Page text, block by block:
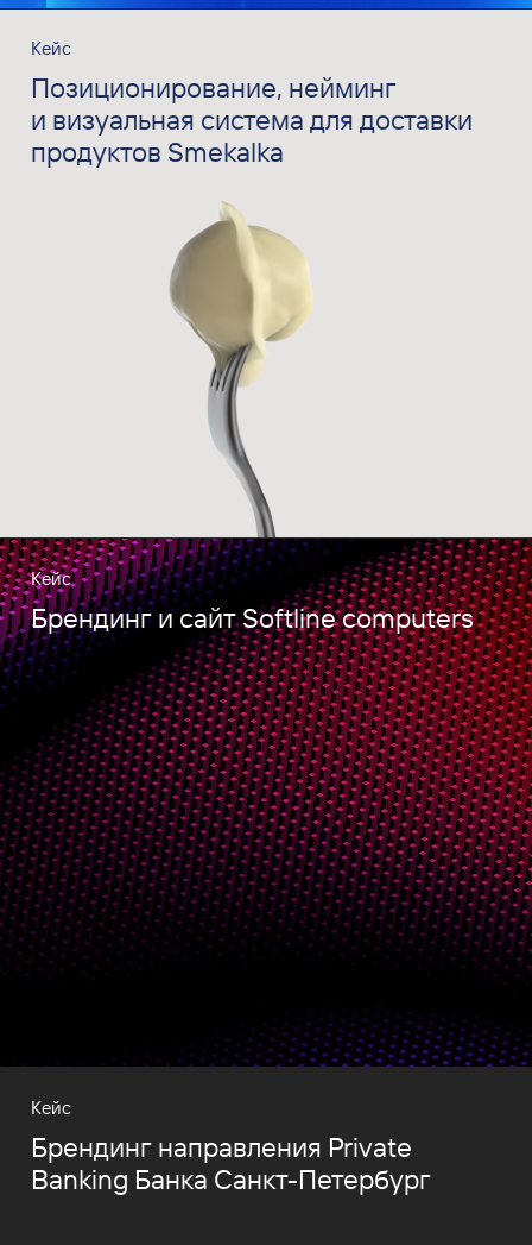
Кейс
Позиционирование, нейминг
и визуальная система для доставки
продуктов Smekalka
Кейс
Брендинг и сайт Softline computers
Кейс
Брендинг направления Private
Banking Банка Санкт-Петербург